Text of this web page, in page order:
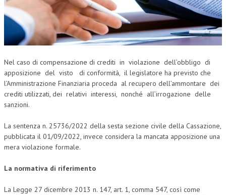
CORSI CE.S.E.D.
ARCHIVIO CORSI 2015
BROCHURE CE.S.E.D.
LA RIVISTA
COMITATO SCIENTIFICO
COMITATO EDITORIALE
REDAZIONE
PEER REVIEW
Nel caso di compensazione di crediti in violazione dell’obbligo di
apposizione del visto di conformità, il legislatore ha previsto che
l’Amministrazione Finanziaria proceda al recupero dell’ammontare dei
crediti utilizzati, dei relativi interessi, nonché all’irrogazione delle
sanzioni.
La sentenza n. 25736/2022 della sesta sezione civile della Cassazione,
pubblicata il 01/09/2022, invece considera la mancata apposizione una
mera violazione formale.
La normativa di riferimento
La Legge 27 dicembre 2013 n. 147, art. 1, comma 547, così come